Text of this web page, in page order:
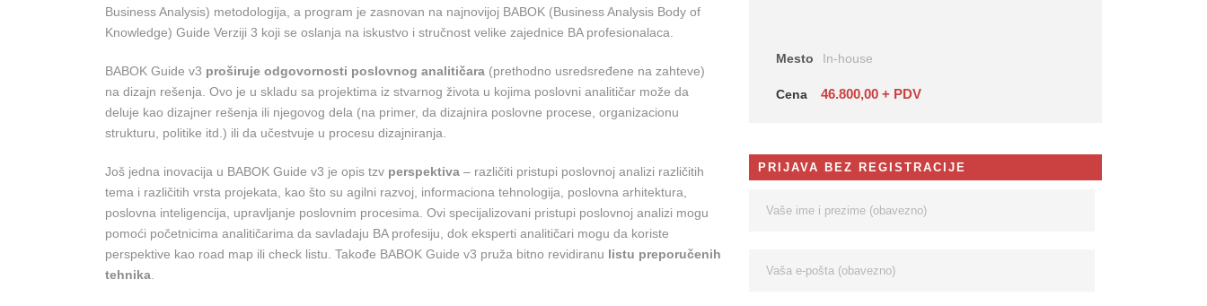
Mesto In-house
Cena 46.800,00 + PDV
PRIJAVA BEZ REGISTRACIJE
Business Analysis) metodologija, a program je zasnovan na najnovijoj BABOK (Business Analysis Body of
Knowledge) Guide Verziji 3 koji se oslanja na iskustvo i stručnost velike zajednice BA profesionalaca.
BABOK Guide v3 proširuje odgovornosti poslovnog analitičara (prethodno usredsređene na zahteve)
na dizajn rešenja. Ovo je u skladu sa projektima iz stvarnog života u kojima poslovni analitičar može da
deluje kao dizajner rešenja ili njegovog dela (na primer, da dizajnira poslovne procese, organizacionu
strukturu, politike itd.) ili da učestvuje u procesu dizajniranja.
Još jedna inovacija u BABOK Guide v3 je opis tzv perspektiva – različiti pristupi poslovnoj analizi različitih
tema i različitih vrsta projekata, kao što su agilni razvoj, informaciona tehnologija, poslovna arhitektura,
poslovna inteligencija, upravljanje poslovnim procesima. Ovi specijalizovani pristupi poslovnoj analizi mogu
pomoći početnicima analitičarima da savladaju BA profesiju, dok eksperti analitičari mogu da koriste
perspektive kao road map ili check listu. Takođe BABOK Guide v3 pruža bitno revidiranu listu preporučenih
tehnika